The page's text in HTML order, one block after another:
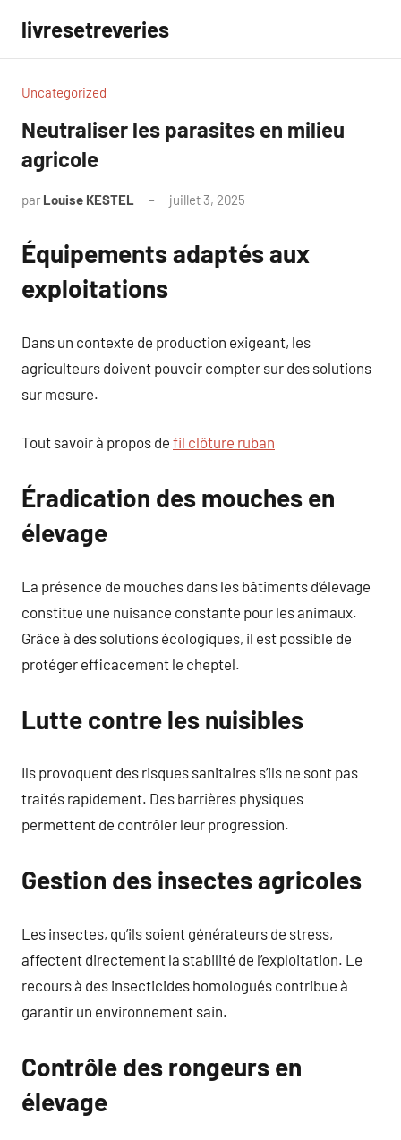
contenu
livresetreveries
Uncategorized
Neutraliser les parasites en milieu
agricole
par Louise KESTEL juillet 3, 2025
Équipements adaptés aux
exploitations
Dans un contexte de production exigeant, les
agriculteurs doivent pouvoir compter sur des solutions
sur mesure.
Tout savoir à propos de fil clôture ruban
Éradication des mouches en
élevage
La présence de mouches dans les bâtiments d’élevage
constitue une nuisance constante pour les animaux.
Grâce à des solutions écologiques, il est possible de
protéger efficacement le cheptel.
Lutte contre les nuisibles
Ils provoquent des risques sanitaires s’ils ne sont pas
traités rapidement. Des barrières physiques
permettent de contrôler leur progression.
Gestion des insectes agricoles
Les insectes, qu’ils soient générateurs de stress,
affectent directement la stabilité de l’exploitation. Le
recours à des insecticides homologués contribue à
garantir un environnement sain.
Contrôle des rongeurs en
élevage